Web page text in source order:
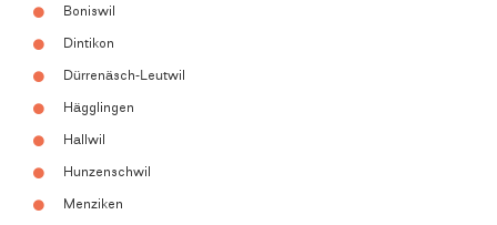
Boniswil
Dintikon
Dürrenäsch-Leutwil
Hägglingen
Hallwil
Hunzenschwil
Menziken